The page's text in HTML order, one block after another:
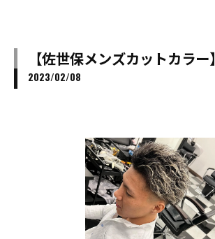
【佐世保メンズカットカラー】
2023/02/08